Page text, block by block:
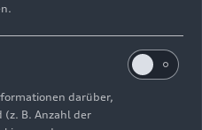
FAW und SAIC bringt
der erfolgreichen
Varianten auf den
mit FAW und den
Beide Modelle
darüber,
B. Anzahl der